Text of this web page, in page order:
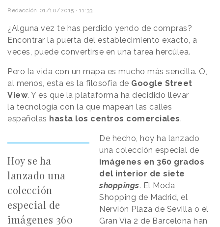
Redacción 01/10/2015 · 11:33
¿Alguna vez te has perdido yendo de compras?
Encontrar la puerta del establecimiento exacto, a
veces, puede convertirse en una tarea hercúlea.
Pero la vida con un mapa es mucho más sencilla. O,
al menos, esta es la filosofía de Google Street
View. Y es que la plataforma ha decidido llevar
la tecnología con la que mapean las calles
españolas hasta los centros comerciales.
Hoy se ha
lanzado una
colección
especial de
imágenes 360
De hecho, hoy ha lanzado
una colección especial de
imágenes en 360 grados
del interior de siete
shoppings. El Moda
Shopping de Madrid, el
Nervión Plaza de Sevilla o el
Gran Vía 2 de Barcelona han